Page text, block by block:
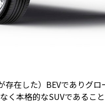
在した）BEVでありグ
本格的なSUVであること